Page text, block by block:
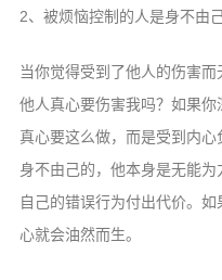
2、被烦恼控制的人是身不由
当你觉得受到了他人的伤害
他人真心要伤害我吗？如果
真心要这么做，而是受到内
身不由己的，他本身是无能
自己的错误行为付出代价。
心就会油然而生。